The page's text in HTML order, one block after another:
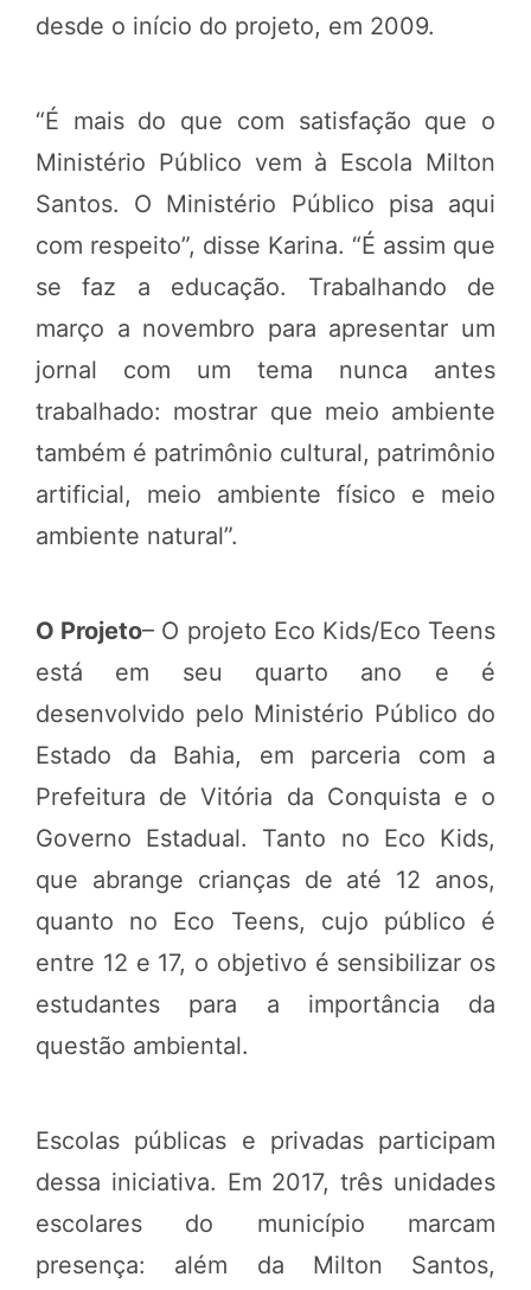
desde o início do projeto, em 2009.
“É mais do que com satisfação que o
Ministério Público vem à Escola Milton
Santos. O Ministério Público pisa aqui
com respeito”, disse Karina. “É assim que
se faz a educação. Trabalhando de
março a novembro para apresentar um
jornal com um tema nunca antes
trabalhado: mostrar que meio ambiente
também é patrimônio cultural, patrimônio
artificial, meio ambiente físico e meio
ambiente natural”.
O Projeto– O projeto Eco Kids/Eco Teens
está em seu quarto ano e é
desenvolvido pelo Ministério Público do
Estado da Bahia, em parceria com a
Prefeitura de Vitória da Conquista e o
Governo Estadual. Tanto no Eco Kids,
que abrange crianças de até 12 anos,
quanto no Eco Teens, cujo público é
entre 12 e 17, o objetivo é sensibilizar os
estudantes para a importância da
questão ambiental.
Escolas públicas e privadas participam
dessa iniciativa. Em 2017, três unidades
escolares do município marcam
presença: além da Milton Santos,